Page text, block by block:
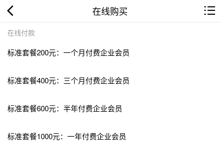
在线购买
在线付款
标准套餐200元：一个月付费企业会员
标准套餐400元：三个月付费企业会员
标准套餐600元：半年付费企业会员
标准套餐1000元：一年付费企业会员